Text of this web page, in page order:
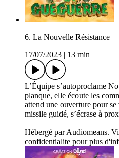
6. La Nouvelle Résistance
17/07/2023
13 min
L’Équipe s’autoproclame
planque, elle écoute les
attend une ouverture pour
missile guidé, s’écrase à
Hébergé par Audiomeans.
confidentialite pour plus